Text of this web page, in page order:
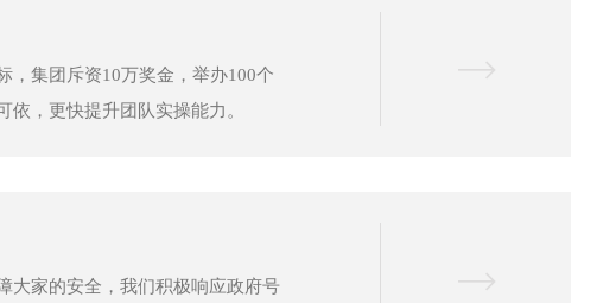
，集团斥资10万奖金，举办100个
，更快提升团队实操能力。
大家的安全，我们积极响应政府号